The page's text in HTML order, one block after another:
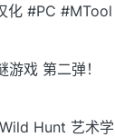
化 #PC
戏 第二弹！
Hunt 艺术